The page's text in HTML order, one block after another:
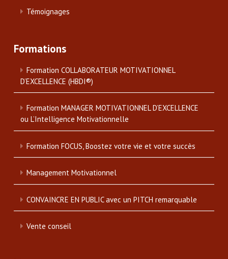
Témoignages
Formations
Formation COLLABORATEUR MOTIVATIONNEL
D’EXCELLENCE (HBDI®)
Formation MANAGER MOTIVATIONNEL D’EXCELLENCE
ou L’Intelligence Motivationnelle
Formation FOCUS, Boostez votre vie et votre succès
Management Motivationnel
CONVAINCRE EN PUBLIC avec un PITCH remarquable
Vente conseil